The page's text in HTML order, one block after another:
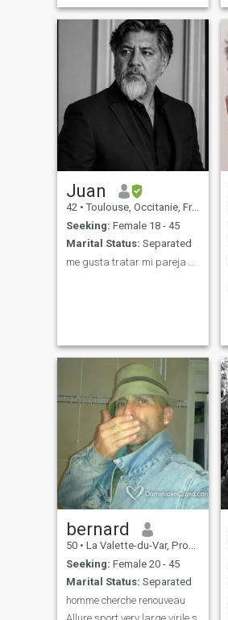
partager. Je suis soigné et
j'aime la tendresse tout en
me montrant viril et
rassurant. Je recherche la s
Juan
42 • Toulouse, Occitanie, France
Seeking: Female 18 - 45
Marital Status: Separated
bernard
50 • La Valette-du-Var, Provence-Alpes-Côte d'Azur, France
Seeking: Female 20 - 45
Marital Status: Separated
homme cherche renouveau